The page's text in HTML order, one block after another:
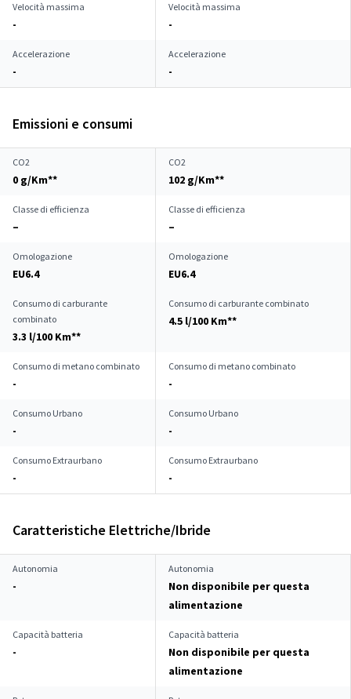
Velocità massima
-
Velocità massima
-
Accelerazione
-
Accelerazione
-
Emissioni e consumi
CO2
0 g/Km**
CO2
102 g/Km**
Classe di efficienza
–
Classe di efficienza
–
Omologazione
EU6.4
Omologazione
EU6.4
Consumo di carburante
combinato
3.3 l/100 Km**
Consumo di carburante combinato
4.5 l/100 Km**
Consumo di metano combinato
-
Consumo di metano combinato
-
Consumo Urbano
-
Consumo Urbano
-
Consumo Extraurbano
-
Consumo Extraurbano
-
Caratteristiche Elettriche/Ibride
Autonomia
-
Autonomia
Non disponibile per questa
alimentazione
Capacità batteria
-
Capacità batteria
Non disponibile per questa
alimentazione